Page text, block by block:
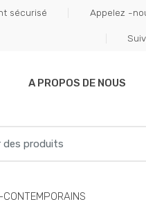
sécurisé Appelez -
A PROPOS DE NOUS